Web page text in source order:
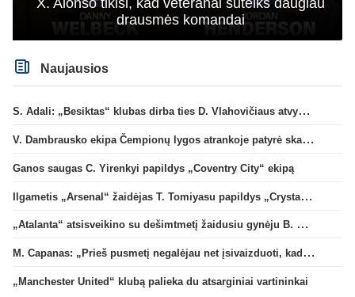
drausmės komandai
Naujausios
S. Adali: „Besiktas“ klubas dirba ties D. Vlahovičiaus atvykimu“
V. Dambrausko ekipa Čempionų lygos atrankoje patyrė skaudžią nesėkmę
Ganos saugas C. Yirenkyi papildys „Coventry City“ ekipą
Ilgametis „Arsenal“ žaidėjas T. Tomiyasu papildys „Crystal Palace“ ekipą
„Atalanta“ atsisveikino su dešimtmetį žaidusiu gynėju B. Djimsiti
M. Capanas: „Prieš pusmetį negalėjau net įsivaizduoti, kad žaisime prieš „Hajduk“
„Manchester United“ klubą palieka du atsarginiai vartininkai